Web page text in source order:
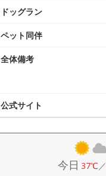
ドッグラン
ペット同伴
全体備考
公式サイト
今日 37℃